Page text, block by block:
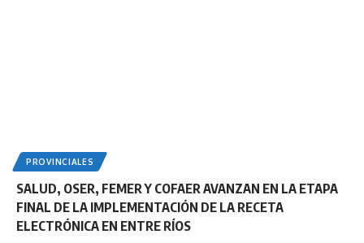
PROVINCIALES
SALUD, OSER, FEMER Y COFAER AVANZAN EN LA ETAPA
FINAL DE LA IMPLEMENTACIÓN DE LA RECETA
ELECTRÓNICA EN ENTRE RÍOS